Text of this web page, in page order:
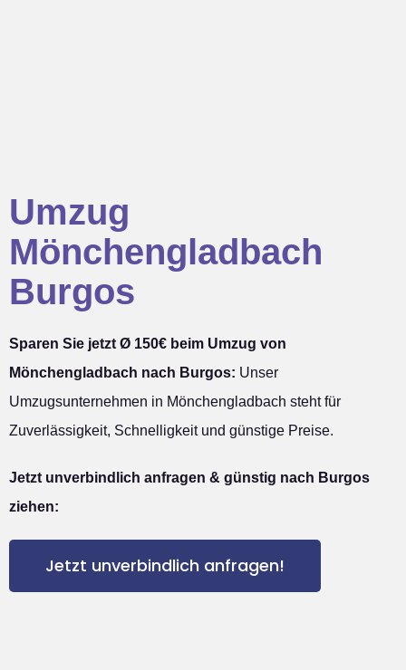
Umzug
Mönchengladbach
Burgos
Sparen Sie jetzt Ø 150€ beim Umzug von
Mönchengladbach nach Burgos: Unser
Umzugsunternehmen in Mönchengladbach steht für
Zuverlässigkeit, Schnelligkeit und günstige Preise.
Jetzt unverbindlich anfragen & günstig nach Burgos
ziehen:
Jetzt unverbindlich anfragen!